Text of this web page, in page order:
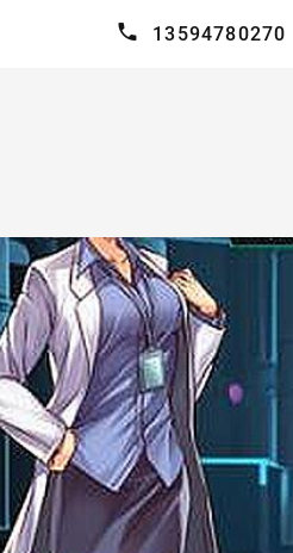
13594780270